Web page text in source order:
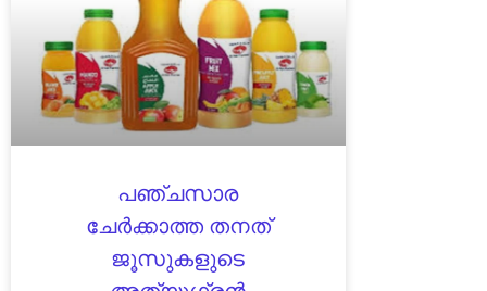
പഞ്ചസാര
ചേർക്കാത്ത തനത്
ജൂസുകളുടെ